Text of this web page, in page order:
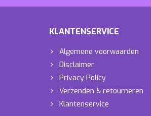
KLANTENSERVICE
Algemene voorwaarden
Disclaimer
Privacy Policy
Verzenden & retourneren
Klantenservice